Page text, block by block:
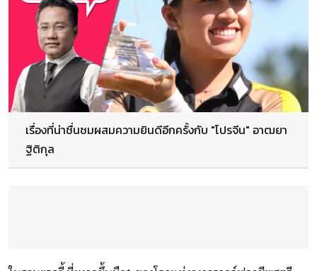
เรื่องที่น่าชื่นชมผสมความยินดีอีกครั้งกับ "โปรจีน" อาฒยา
ฐิติกุล